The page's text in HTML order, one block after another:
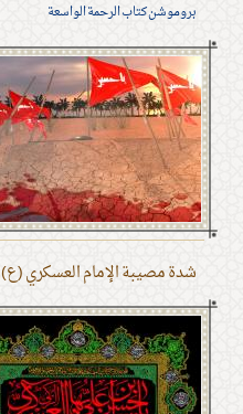
بروموشن كتاب الرحمة الواسعة
شدة مصيبة الإمام العسكري (ع)